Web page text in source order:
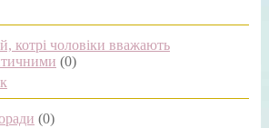
котрі чоловіки вважають
(0)
(0)